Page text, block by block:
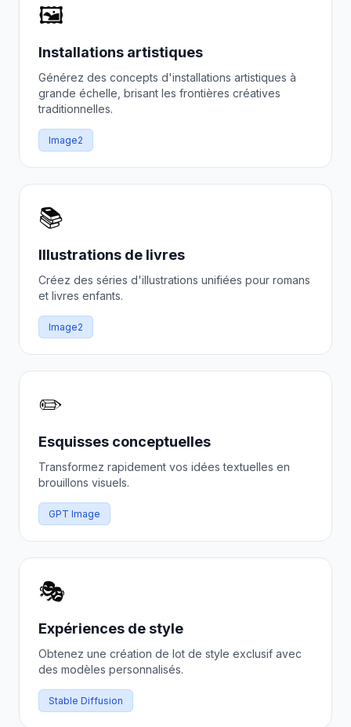
🖼️
Installations artistiques
Générez des concepts d'installations artistiques à
grande échelle, brisant les frontières créatives
traditionnelles.
Image2
📚
Illustrations de livres
Créez des séries d'illustrations unifiées pour romans
et livres enfants.
Image2
✏️
Esquisses conceptuelles
Transformez rapidement vos idées textuelles en
brouillons visuels.
GPT Image
🎭
Expériences de style
Obtenez une création de lot de style exclusif avec
des modèles personnalisés.
Stable Diffusion